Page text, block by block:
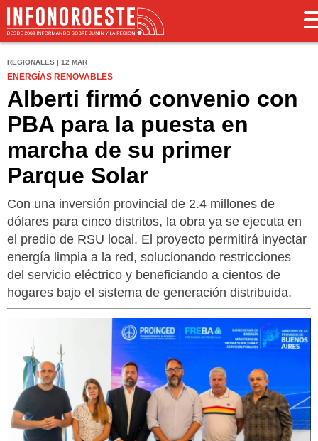
REGIONALES | 12 MAR
ENERGÍAS RENOVABLES
Alberti firmó convenio con
PBA para la puesta en
marcha de su primer
Parque Solar
Con una inversión provincial de 2.4 millones de
dólares para cinco distritos, la obra ya se ejecuta en
el predio de RSU local. El proyecto permitirá inyectar
energía limpia a la red, solucionando restricciones
del servicio eléctrico y beneficiando a cientos de
hogares bajo el sistema de generación distribuida.